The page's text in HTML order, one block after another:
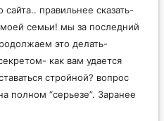
правильнее сказать-
семьи! мы за последний
это делать-
как вам удается
стройной? вопрос
полном “серьезе”. Заранее